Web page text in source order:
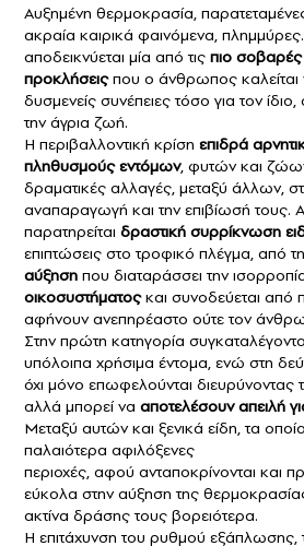
Αυξημένη θερμοκρασία,
ακραία καιρικά φαινόμενα,
αποδεικνύεται μία από τις πιο σοβαρές
προκλήσειςπου ο άνθρωπος καλείται
δυσμενείς συνέπειες τόσο για τον
την άγρια ζωή.
Η περιβαλλοντική κρίση επιδρά
πληθυσμούςεντόμων, φυτών και
δραματικές αλλαγές, μεταξύ άλλων,
αναπαραγωγή και την επιβίωσή τους.
παρατηρείται δραστική συρρίκνωση
επιπτώσεις στο τροφικό πλέγμα, από
αύξηση που διαταράσσει την
οικοσυστήματοςκαι συνοδεύεται από
αφήνουν ανεπηρέαστο ούτε τον
Στην πρώτη κατηγορία
υπόλοιπα χρήσιμα έντομα, ενώ στη
όχι μόνο επωφελούνται διευρύνοντας
αλλά μπορεί να αποτελέσουν απειλή
Μεταξύ αυτών και ξενικά είδη, τα
παλαιότερα αφιλόξενες
περιοχές, αφού ανταποκρίνονται και
εύκολα στην αύξηση της
ακτίνα δράσης τους βορειότερα.
Η επιτάχυνση του ρυθμού